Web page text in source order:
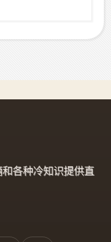
各种冷知识提供直